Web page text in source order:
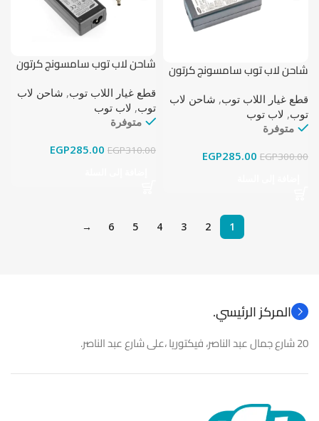
شاحن لاب توب سامسونج كرتون
× 4.4 مم)
قطع غيار اللاب توب, شاحن لاب
توب, لاب توب
متوفرة
EGP300.00
EGP285.00
شاحن لاب توب سامسونج كرتون
مم × 3.5 مم)
قطع غيار اللاب توب, شاحن لاب
توب, لاب توب
متوفرة
EGP310.00
EGP285.00
1
2
3
4
5
6
→
المركز الرئيسي.
20 شارع جمال عبد الناصر، فيكتوريا ،على شارع عبد الناصر.